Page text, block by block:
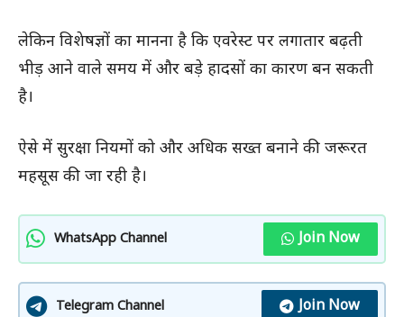
लेकिन विशेषज्ञों का मानना है कि एवरेस्ट पर लगातार बढ़ती
भीड़ आने वाले समय में और बड़े हादसों का कारण बन सकती
है।
ऐसे में सुरक्षा नियमों को और अधिक सख्त बनाने की जरूरत
महसूस की जा रही है।
WhatsApp Channel Join Now
Telegram Channel Join Now